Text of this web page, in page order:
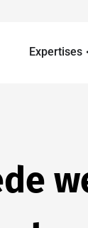
Expertises